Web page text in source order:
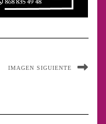
IMAGEN SIGUIENTE